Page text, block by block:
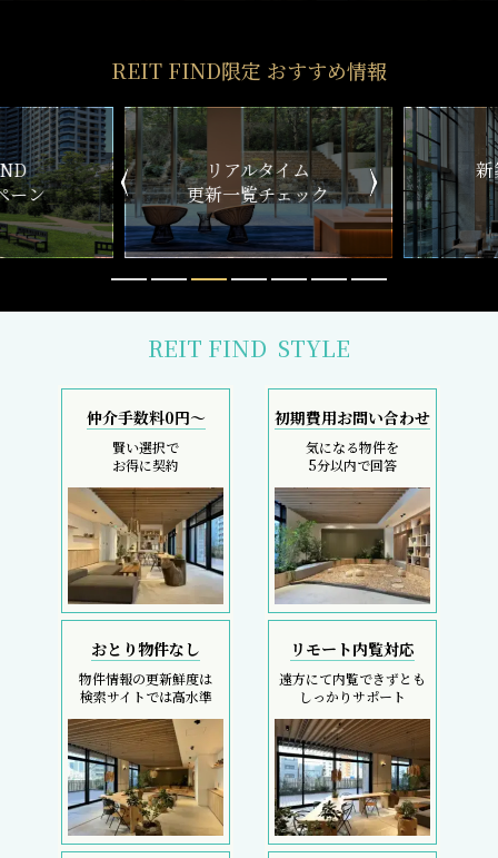
REIT FIND限定 おすすめ情報
ン
リアルタイム
更新一覧チェック
新
REIT FIND STYLE
仲介手数料0円～
賢い選択で
お得に契約
初期費用お問い合わせ
気になる物件を
5分以内で回答
おとり物件なし
物件情報の更新鮮度は
検索サイトでは高水準
リモート内覧対応
遠方にて内覧できずとも
しっかりサポート